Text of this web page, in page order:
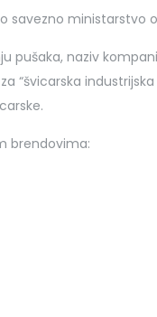
savezno ministarstvo
pušaka, naziv
“švicarska
brendovima: